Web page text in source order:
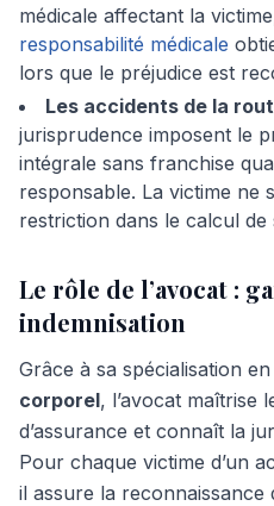
médicale affectant la
responsabilité médicale
lors que le préjudice est
Les accidents de la
jurisprudence imposent le
intégrale sans franchise
responsable. La victime ne
restriction dans le calcul de
Le rôle de l’avocat :
indemnisation
Grâce à sa spécialisation en
corporel, l’avocat maîtrise
d’assurance et connaît la
Pour chaque victime d’un
il assure la reconnaissance